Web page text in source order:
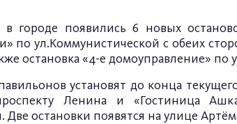
городе появились 6 новых
по ул.Коммунистической с обеих
остановка «4-е домоуправление» по
установят до конца
Ленина и «Гостиница
Две остановки появятся на улице